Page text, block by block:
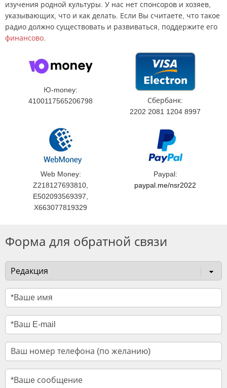
изучения родной культуры. У нас нет спонсоров и хозяев,
указывающих, что и как делать. Если Вы считаете, что такое
радио должно существовать и развиваться, поддержите его
финансово
Ю-money:
4100117565206798
Сбербанк:
2202 2081 1204 8997
Web Money:
Z218127693810,
E502093569397,
X663077819329
Paypal:
paypal.me/nsr2022
Форма для обратной связи